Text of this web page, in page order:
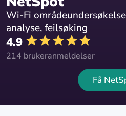
Wi-Fi
analyse, feilsøking
4.9
214 brukeranmeldelser
Få